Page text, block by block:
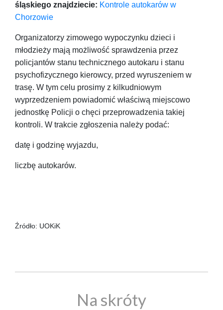
śląskiego znajdziecie: Kontrole autokarów w
Chorzowie
Organizatorzy zimowego wypoczynku dzieci i
młodzieży mają możliwość sprawdzenia przez
policjantów stanu technicznego autokaru i stanu
psychofizycznego kierowcy, przed wyruszeniem w
trasę. W tym celu prosimy z kilkudniowym
wyprzedzeniem powiadomić właściwą miejscowo
jednostkę Policji o chęci przeprowadzenia takiej
kontroli. W trakcie zgłoszenia należy podać:
datę i godzinę wyjazdu,
liczbę autokarów.
Źródło: UOKiK
Na skróty